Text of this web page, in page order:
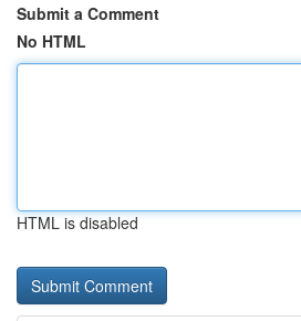
Submit a Comment
No HTML
HTML is disabled